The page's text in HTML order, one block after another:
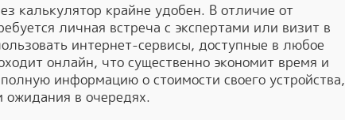
калькулятор крайне удобен. В отличие от
личная встреча с экспертами или визит в
интернет-сервисы, доступные в любое
онлайн, что существенно экономит время и
информацию о стоимости своего устройства,
ожидания в очередях.